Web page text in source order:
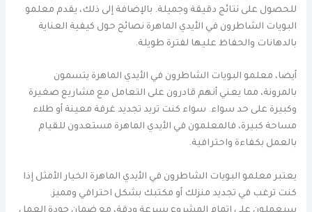
للحصول على نتائج دقيقة وجميلة. بالإضافة إلى ذلك، يقدم معلمو
البويات الشاطرون في الأيدي الماهرة نصائح حول كيفية العناية
بالدهانات والحفاظ عليها لفترة طويلة.
أيضا، معلمو البويات الشاطرون في الأيدي الماهرة يتسمون
بالمرونة، مما يعني أنهم قادرون على التعامل مع مشاريع صغيرة
وكبيرة على حد سواء. سواء كنت تريد تجديد غرفة معينة أو طلاء
مساحة كبيرة، فالمعلمون في الأيدي الماهرة مستعدون للقيام
بالعمل بكفاءة واحترافية.
يعتبر معلمو البويات الشاطرون في الأيدي الماهرة الخيار الأمثل إذا
كنت ترغب في تجديد منزلك أو مكتبك بشكل احترافي ومميز.